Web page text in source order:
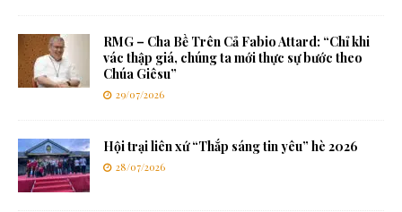
RMG – Cha Bề Trên Cả Fabio Attard: “Chỉ khi
vác thập giá, chúng ta mới thực sự bước theo
Chúa Giêsu”
29/07/2026
Hội trại liên xứ “Thắp sáng tin yêu” hè 2026
28/07/2026